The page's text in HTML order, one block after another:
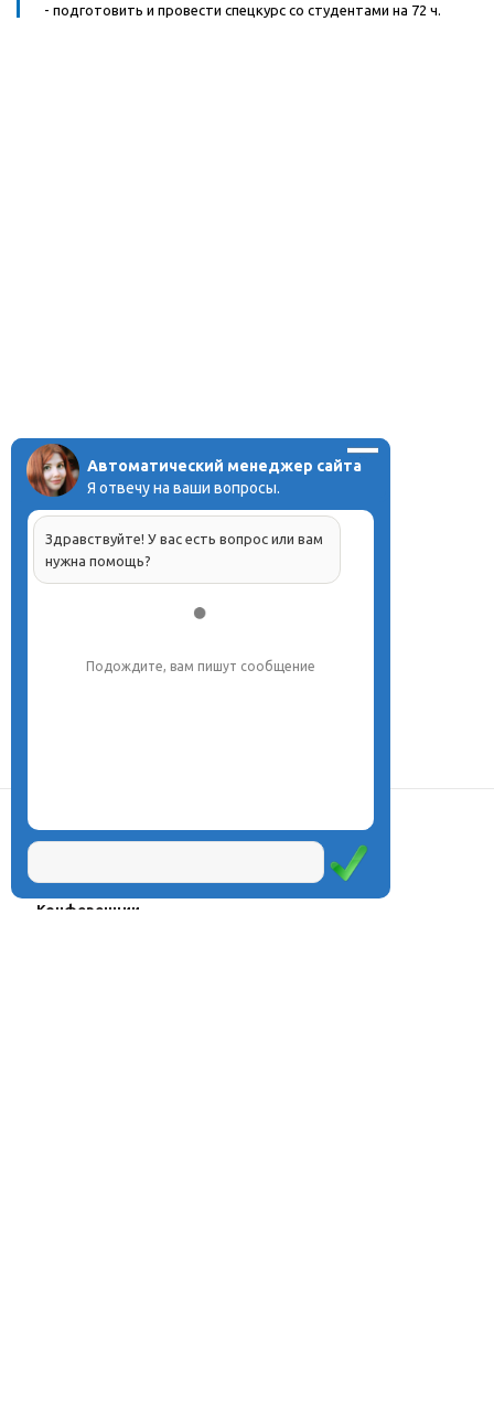
- подготовить и провести спецкурс со студентами на 72 ч.
Проекты
Олимпиады
Конферeнции
Автоматический менеджер сайта
Я отвечу на ваши вопросы.
Здравствуйте! У вас есть вопрос или вам
нужна помощь?
Подождите, вам пишут сообщение